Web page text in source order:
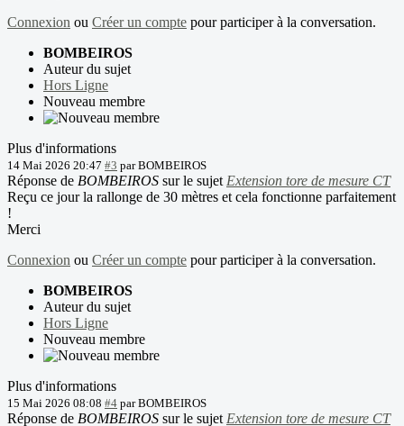
Connexion ou Créer un compte pour participer à la conversation.
BOMBEIROS
Auteur du sujet
Hors Ligne
Nouveau membre
Plus d'informations
14 Mai 2026 20:47 #3 parBOMBEIROS
Réponse de BOMBEIROS sur le sujet Extension tore de mesure CT
Reçu ce jour la rallonge de 30 mètres et cela fonctionne parfaitement
!
Merci
Connexion ou Créer un compte pour participer à la conversation.
BOMBEIROS
Auteur du sujet
Hors Ligne
Nouveau membre
Plus d'informations
15 Mai 2026 08:08 #4 parBOMBEIROS
Réponse de BOMBEIROS sur le sujet Extension tore de mesure CT